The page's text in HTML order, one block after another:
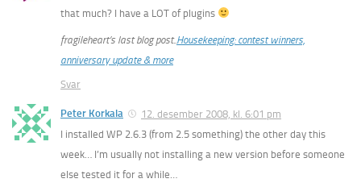
that much? I have a LOT of plugins
fragileheart’s last blog post.. Housekeeping: contest winners,
anniversary update & more
Svar
Peter Korkala
12. desember 2008, kl. 6:01 pm
I installed WP 2.6.3 (from 2.5 something) the other day this
week… I’m usually not installing a new version before someone
else tested it for a while…